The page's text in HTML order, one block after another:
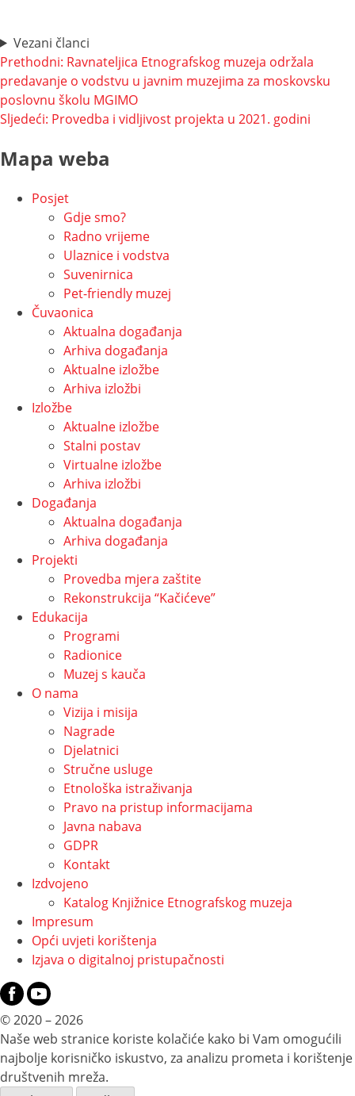
Vezani članci
Navigacija
objava
Prethodni: Ravnateljica Etnografskog muzeja održala
predavanje o vodstvu u javnim muzejima za moskovsku
poslovnu školu MGIMO
Sljedeći: Provedba i vidljivost projekta u 2021. godini
Mapa weba
Posjet
Gdje smo?
Radno vrijeme
Ulaznice i vodstva
Suvenirnica
Pet-friendly muzej
Čuvaonica
Aktualna događanja
Arhiva događanja
Aktualne izložbe
Arhiva izložbi
Izložbe
Aktualne izložbe
Stalni postav
Virtualne izložbe
Arhiva izložbi
Događanja
Aktualna događanja
Arhiva događanja
Projekti
Provedba mjera zaštite
Rekonstrukcija “Kačićeve”
Edukacija
Programi
Radionice
Muzej s kauča
O nama
Vizija i misija
Nagrade
Djelatnici
Stručne usluge
Etnološka istraživanja
Pravo na pristup informacijama
Javna nabava
GDPR
Kontakt
Izdvojeno
Katalog Knjižnice Etnografskog muzeja
Impresum
Opći uvjeti korištenja
Izjava o digitalnoj pristupačnosti
© 2020 – 2026
Naše web stranice koriste kolačiće kako bi Vam omogućili
najbolje korisničko iskustvo, za analizu prometa i korištenje
društvenih mreža.